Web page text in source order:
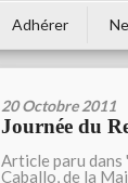
Adhérer
20 Octobre 2011
Journée du
Article paru dans
Caballo, de la